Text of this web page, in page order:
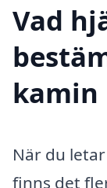
Vad
kamin
När du
finns det